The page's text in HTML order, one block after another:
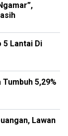
5 Lantai Di
5,29%
Lawan